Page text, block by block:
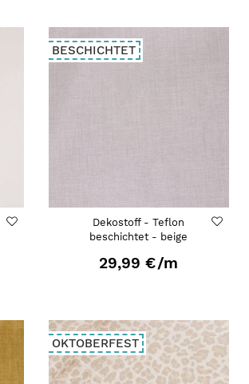
BESCHICHTET
Dekostoff - Teflon
beschichtet - beige
29,99 €/m
OKTOBERFEST